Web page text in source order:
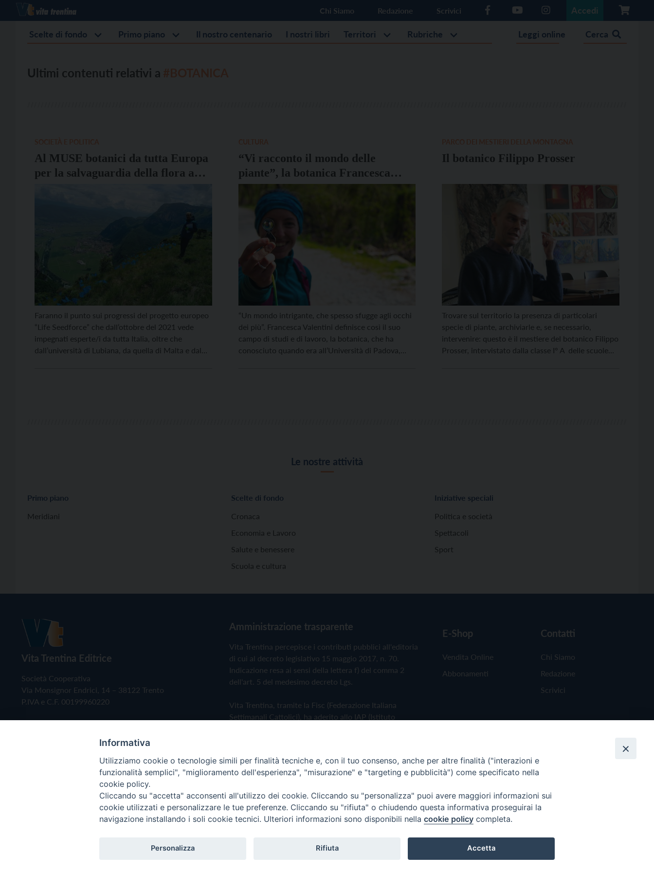
Chi Siamo Redazione Scrivici Accedi
Scelte di fondo Primo piano Il nostro centenario I nostri libri Territori Rubriche Leggi online Cerca
Ultimi contenuti relativi a
Al MUSE botanici da tutta Europa
per la salvaguardia della flora a
Faranno il punto sui progressi del progetto europeo
“Life Seedforce” che dall’ottobre del 2021 vede
impegnati esperte/i da tutta Italia, oltre che
dall’università di Lubiana, da quella di Malta e dal
“Vi racconto il mondo delle
piante”, la botanica Francesca
Valentini apre due canali
“Un mondo intrigante, che spesso sfugge agli occhi
dei più”. Francesca Valentini definisce così il suo
campo di studi e di lavoro, la botanica, che ha
conosciuto quando era all’Università di Padova,
Il botanico Filippo Prosser
Trovare sul territorio la presenza di particolari
specie di piante, archiviarle e, se necessario,
intervenire: questo è il mestiere del botanico Filippo
Prosser, intervistato dalla classe I° A delle scuole
Le nostre attività
Primo piano
Meridiani
Scelte di fondo
Cronaca
Economia e Lavoro
Salute e benessere
Scuola e cultura
Iniziative speciali
Politica e società
Spettacoli
Sport
Vita Trentina Editrice
Società Cooperativa
Via Monsignor Endrici, 14 – 38122 Trento
P.IVA e C.F. 00199960220
Amministrazione trasparente
Vita Trentina percepisce i contributi pubblici all'editoria
di cui al decreto legislativo 15 maggio 2017, n. 70.
Indicazione resa ai sensi della lettera f) del comma 2
dell'art. 5 del medesimo decreto Lgs.
Vita Trentina, tramite la Fisc (Federazione Italiana
Settimanali Cattolici), ha aderito allo IAP (Istituto
Privacy Policy Cookie Policy
E-Shop
Vendita Online
Abbonamenti
Contatti
Chi Siamo
Redazione
Scrivici
Copyright © 2019 - Tutti i diritti riservati - Vita Trentina Editrice
Informativa
Utilizziamo cookie o tecnologie simili per finalità tecniche e, con il tuo consenso, anche per altre finalità ("interazioni e
funzionalità semplici", "miglioramento dell'esperienza", "misurazione" e "targeting e pubblicità") come specificato nella
cookie policy.
Cliccando su "accetta" acconsenti all'utilizzo dei cookie. Cliccando su "personalizza" puoi avere maggiori informazioni sui
cookie utilizzati e personalizzare le tue preferenze. Cliccando su "rifiuta" o chiudendo questa informativa proseguirai la
navigazione installando i soli cookie tecnici. Ulteriori informazioni sono disponibili nella cookie policy completa.
Personalizza Rifiuta Accetta